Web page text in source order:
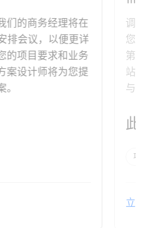
们的商务经理将在
排会议，以便更详
的项目要求和业务
案设计师将为您提
调研
您的
第三
站架
与您
此
项
立即